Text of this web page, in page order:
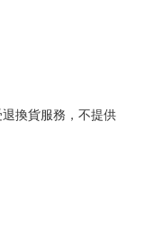
換貨服務，不提供